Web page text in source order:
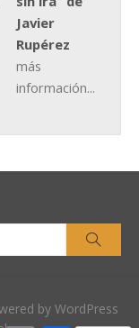
Javier
Rupérez
más
información...
by WordPress